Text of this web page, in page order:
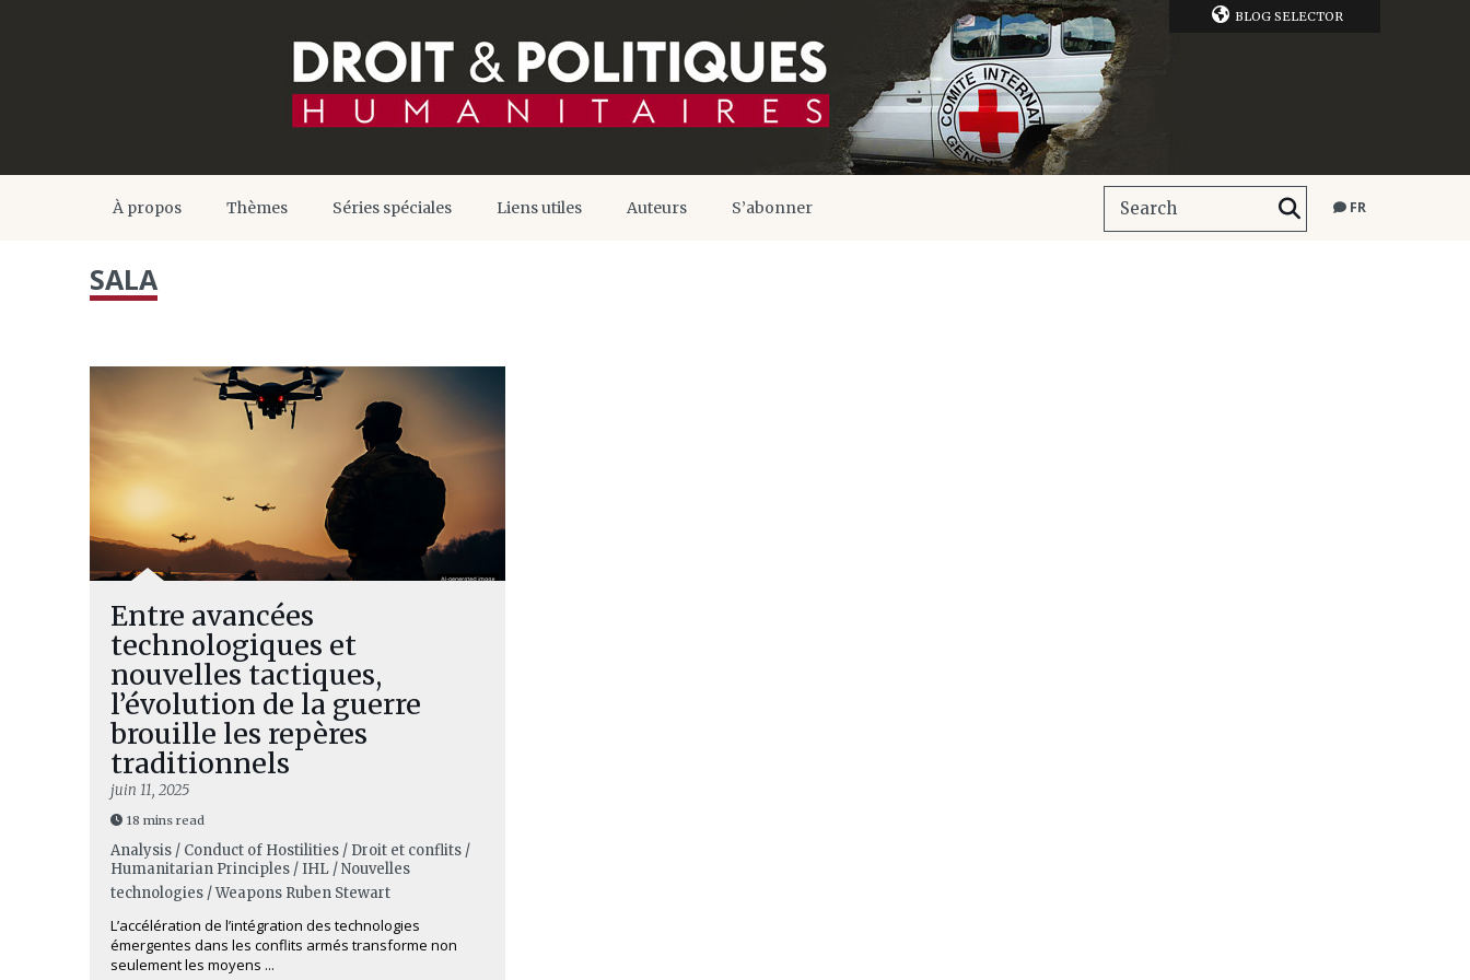
BLOG SELECTOR
À propos Thèmes Séries spéciales Liens utiles Auteurs S’abonner FR
SALA
Entre avancées
technologiques et
nouvelles tactiques,
l’évolution de la guerre
brouille les repères
traditionnels
juin 11, 2025
18 mins read
Analysis / Conduct of Hostilities / Droit et conflits /
Humanitarian Principles / IHL / Nouvelles
technologies / Weapons Ruben Stewart
L’accélération de l’intégration des technologies
émergentes dans les conflits armés transforme non
seulement les moyens ...